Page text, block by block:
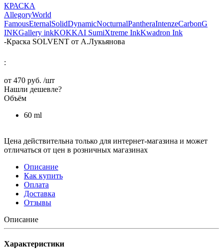
КРАСКА
AllegoryWorld
FamousEternalSolidDynamicNocturnalPantheraIntenzeCarbonG
INKGallery inkKOKKAI SumiXtreme InkKwadron Ink
-Краска SOLVENT от А.Лукьянова
:
от 470 руб. /шт
Нашли дешевле?
Объём
60 ml
Цена действительна только для интернет-магазина и может
отличаться от цен в розничных магазинах
Описание
Как купить
Оплата
Доставка
Отзывы
Описание
Характеристики